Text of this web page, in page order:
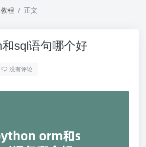
程 正文
sql语句哪个好
没有评论